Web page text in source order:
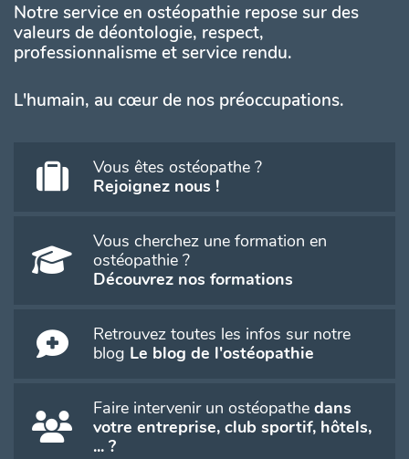
Notre service en ostéopathie repose sur des
valeurs de déontologie, respect,
professionnalisme et service rendu.
L'humain, au cœur de nos préoccupations.
Vous êtes ostéopathe ?
Rejoignez nous !
Vous cherchez une formation en
ostéopathie ?
Découvrez nos formations
Retrouvez toutes les infos sur notre
blog Le blog de l'ostéopathie
Faire intervenir un ostéopathe dans
votre entreprise, club sportif, hôtels,
... ?